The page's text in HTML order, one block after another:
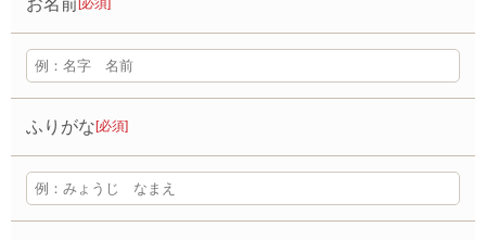
お名前[必須]
ふりがな [必須]